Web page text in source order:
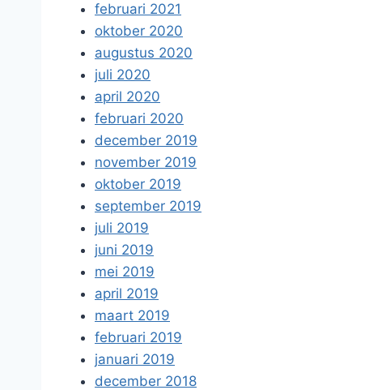
februari 2021
oktober 2020
augustus 2020
juli 2020
april 2020
februari 2020
december 2019
november 2019
oktober 2019
september 2019
juli 2019
juni 2019
mei 2019
april 2019
maart 2019
februari 2019
januari 2019
december 2018